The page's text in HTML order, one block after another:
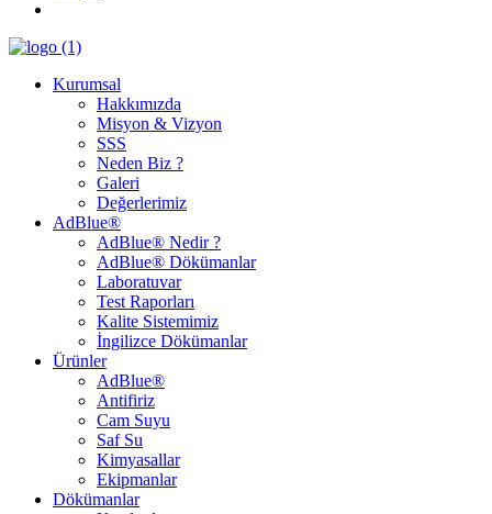
Kurumsal
Hakkımızda
Misyon & Vizyon
SSS
Neden Biz ?
Galeri
Değerlerimiz
AdBlue®
AdBlue® Nedir ?
AdBlue® Dökümanlar
Laboratuvar
Test Raporları
Kalite Sistemimiz
İngilizce Dökümanlar
Ürünler
AdBlue®
Antifiriz
Cam Suyu
Saf Su
Kimyasallar
Ekipmanlar
Dökümanlar